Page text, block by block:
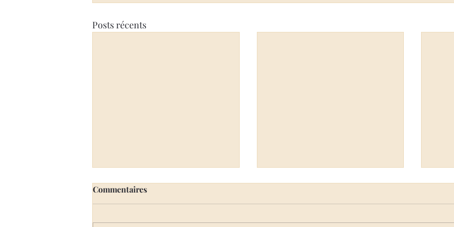
Posts récents
Commentaires